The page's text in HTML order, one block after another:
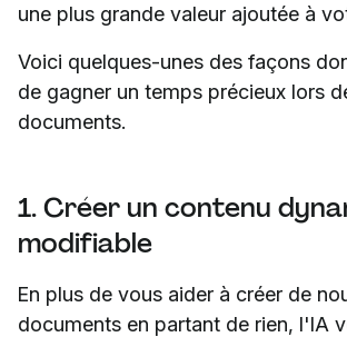
une plus grande valeur ajoutée à
Voici quelques-unes des façons
de gagner un temps précieux lors
documents.
1. Créer un contenu
modifiable
En plus de vous aider à créer de
documents en partant de rien, l'IA